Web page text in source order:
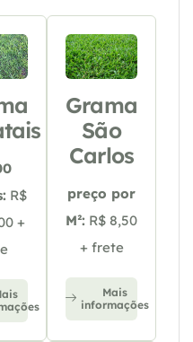
R$
+
Grama
São
Carlos
preço por
M²: R$ 8,50
+ frete
Mais
informações